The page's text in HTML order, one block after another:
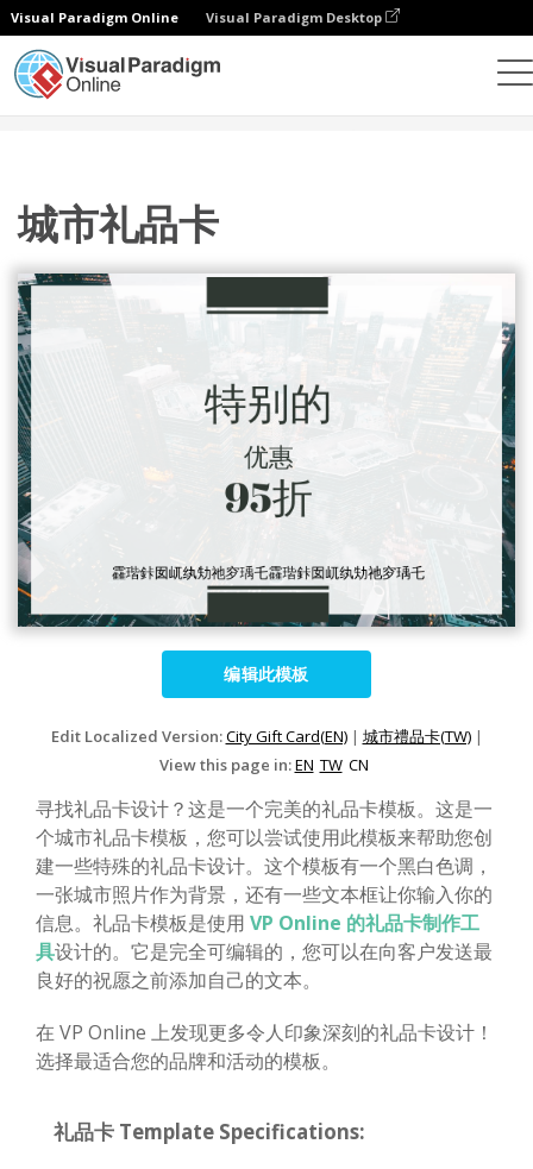
Visual Paradigm Online Visual Paradigm Desktop
城市礼品卡
编辑此模板
Edit Localized Version:City Gift Card(EN)| 城市禮品卡(TW)|
View this page in:EN TW CN
寻找礼品卡设计？这是一个完美的礼品卡模板。这是一
个城市礼品卡模板，您可以尝试使用此模板来帮助您创
建一些特殊的礼品卡设计。这个模板有一个黑白色调，
一张城市照片作为背景，还有一些文本框让你输入你的
信息。礼品卡模板是使用 VP Online 的礼品卡制作工
具设计的。它是完全可编辑的，您可以在向客户发送最
良好的祝愿之前添加自己的文本。
在 VP Online 上发现更多令人印象深刻的礼品卡设计！
选择最适合您的品牌和活动的模板。
礼品卡 Template Specifications: